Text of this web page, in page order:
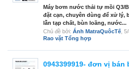
Máy bơm nước thải tự mồi Q3/
đặt cạn, chuyên dùng để xử lý,
lẫn tạp chất, bùn loãng, nước...
Chủ đề bởi: Ánh MatraQuôcTế
Rao vặt Tổng hợp
0943399919- đơn vị bán